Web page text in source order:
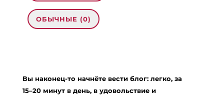
ОБЫЧНЫЕ (0)
naakte tiet:
13.02.2024 в 01:04
Вы наконец-то начнёте вести блог: легко, за
15–20 минут в день, в удовольствие и